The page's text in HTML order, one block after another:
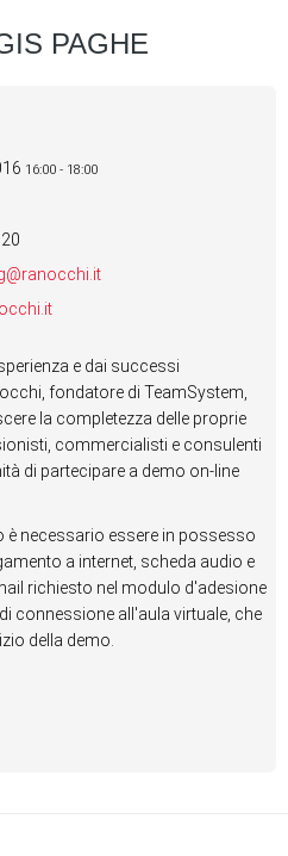
PAGHE
16:00 - 18:00
e dai successi
fondatore di TeamSystem,
la completezza delle proprie
commercialisti e consulenti
di partecipare a demo on-line
è necessario essere in possesso
a internet, scheda audio e
richiesto nel modulo d'adesione
connessione all'aula virtuale, che
della demo.